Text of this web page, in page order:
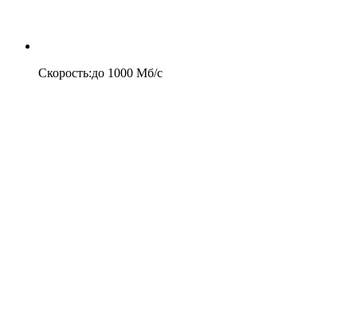
Скорость:до 1000 Мб/c